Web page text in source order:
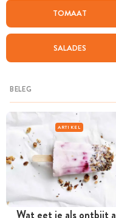
TOMAAT
SALADES
ARTIKEL
Wat eet je als ontbijt
WEEKMENU
CHAT MET MAIA
MIJN BEWAARDE RECEPTEN